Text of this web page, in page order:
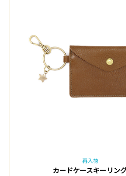
再入荷
カードケースキーリン